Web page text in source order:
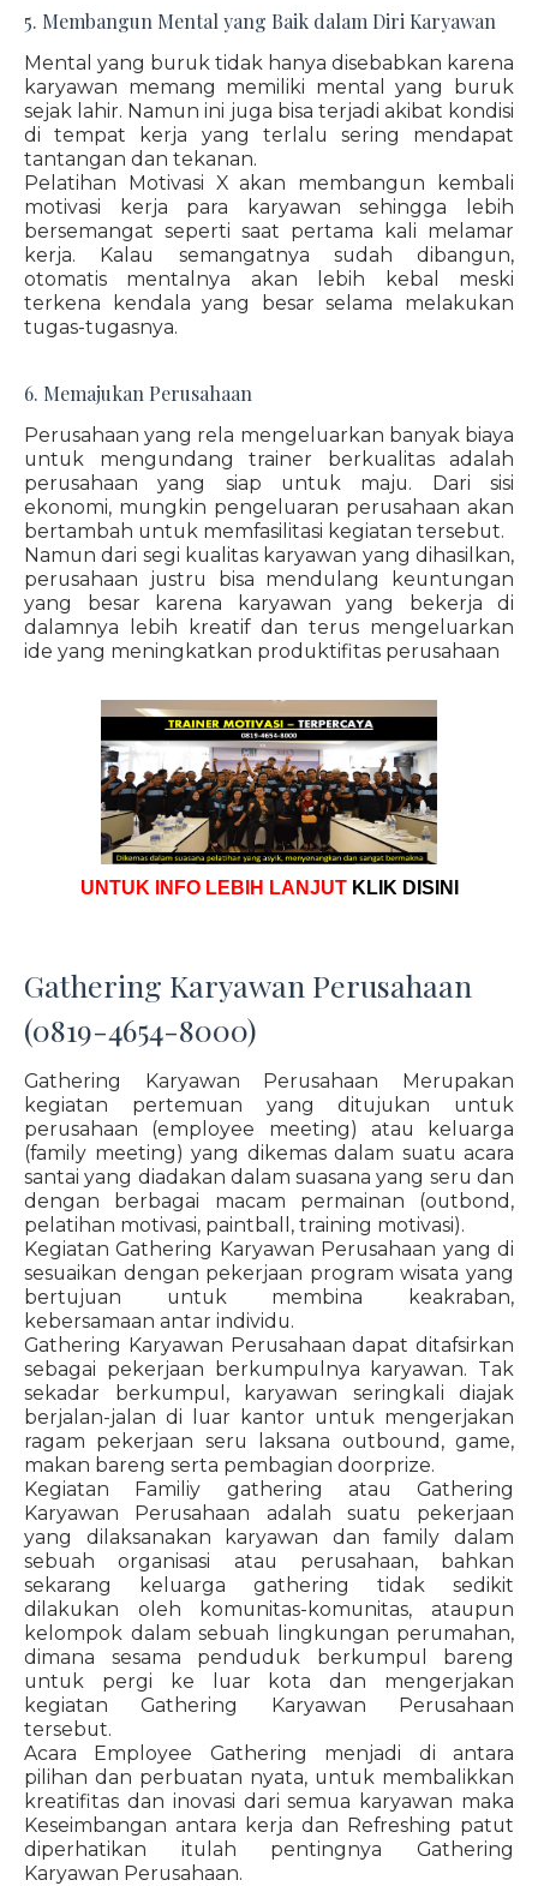
5. Membangun Mental yang Baik dalam Diri Karyawan
Mental yang buruk tidak hanya disebabkan karena
karyawan memang memiliki mental yang buruk
sejak lahir. Namun ini juga bisa terjadi akibat kondisi
di tempat kerja yang terlalu sering mendapat
tantangan dan tekanan.
Pelatihan Motivasi X akan membangun kembali
motivasi kerja para karyawan sehingga lebih
bersemangat seperti saat pertama kali melamar
kerja. Kalau semangatnya sudah dibangun,
otomatis mentalnya akan lebih kebal meski
terkena kendala yang besar selama melakukan
tugas-tugasnya.
6. Memajukan Perusahaan
Perusahaan yang rela mengeluarkan banyak biaya
untuk mengundang trainer berkualitas adalah
perusahaan yang siap untuk maju. Dari sisi
ekonomi, mungkin pengeluaran perusahaan akan
bertambah untuk memfasilitasi kegiatan tersebut.
Namun dari segi kualitas karyawan yang dihasilkan,
perusahaan justru bisa mendulang keuntungan
yang besar karena karyawan yang bekerja di
dalamnya lebih kreatif dan terus mengeluarkan
ide yang meningkatkan produktifitas perusahaan
UNTUK INFO LEBIH LANJUT KLIK DISINI
Gathering Karyawan Perusahaan
(0819-4654-8000)
Gathering Karyawan Perusahaan Merupakan
kegiatan pertemuan yang ditujukan untuk
perusahaan (employee meeting) atau keluarga
(family meeting) yang dikemas dalam suatu acara
santai yang diadakan dalam suasana yang seru dan
dengan berbagai macam permainan (outbond,
pelatihan motivasi, paintball, training motivasi).
Kegiatan Gathering Karyawan Perusahaan yang di
sesuaikan dengan pekerjaan program wisata yang
bertujuan untuk membina keakraban,
kebersamaan antar individu.
Gathering Karyawan Perusahaan dapat ditafsirkan
sebagai pekerjaan berkumpulnya karyawan. Tak
sekadar berkumpul, karyawan seringkali diajak
berjalan-jalan di luar kantor untuk mengerjakan
ragam pekerjaan seru laksana outbound, game,
makan bareng serta pembagian doorprize.
Kegiatan Familiy gathering atau Gathering
Karyawan Perusahaan adalah suatu pekerjaan
yang dilaksanakan karyawan dan family dalam
sebuah organisasi atau perusahaan, bahkan
sekarang keluarga gathering tidak sedikit
dilakukan oleh komunitas-komunitas, ataupun
kelompok dalam sebuah lingkungan perumahan,
dimana sesama penduduk berkumpul bareng
untuk pergi ke luar kota dan mengerjakan
kegiatan Gathering Karyawan Perusahaan
tersebut.
Acara Employee Gathering menjadi di antara
pilihan dan perbuatan nyata, untuk membalikkan
kreatifitas dan inovasi dari semua karyawan maka
Keseimbangan antara kerja dan Refreshing patut
diperhatikan itulah pentingnya Gathering
Karyawan Perusahaan.